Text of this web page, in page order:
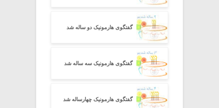
گفتگوی هارمونیک دو ساله شد
گفتگوی هارمونیک سه ساله شد
گفتگوی هارمونیک چهارساله شد